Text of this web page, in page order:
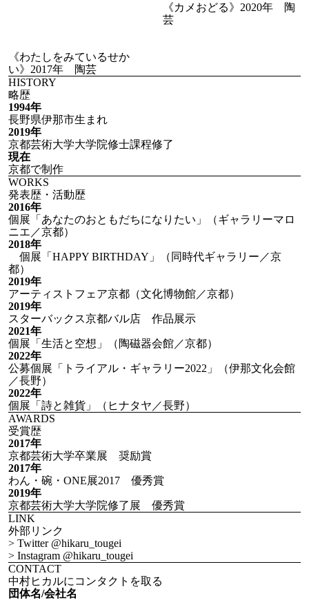
《カメおどる》2020年 陶
芸
《わたしをみているせか
い》2017年 陶芸
HISTORY
略歴
1994年
長野県伊那市生まれ
2019年
京都芸術大学大学院修士課程修了
現在
京都で制作
WORKS
発表歴・活動歴
2016年
個展「あなたのおともだちになりたい」（ギャラリーマロ
ニエ／京都）
2018年
個展「HAPPY BIRTHDAY」（同時代ギャラリー／京
都）
2019年
アーティストフェア京都（文化博物館／京都）
2019年
スターバックス京都バル店 作品展示
2021年
個展「生活と空想」（陶磁器会館／京都）
2022年
公募個展「トライアル・ギャラリー2022」（伊那文化会館
／長野）
2022年
個展「詩と雑貨」（ヒナタヤ／長野）
AWARDS
受賞歴
2017年
京都芸術大学卒業展 奨励賞
2017年
わん・碗・ONE展2017 優秀賞
2019年
京都芸術大学大学院修了展 優秀賞
LINK
外部リンク
> Twitter @hikaru_tougei
> Instagram @hikaru_tougei
CONTACT
中村ヒカルにコンタクトを取る
団体名/会社名